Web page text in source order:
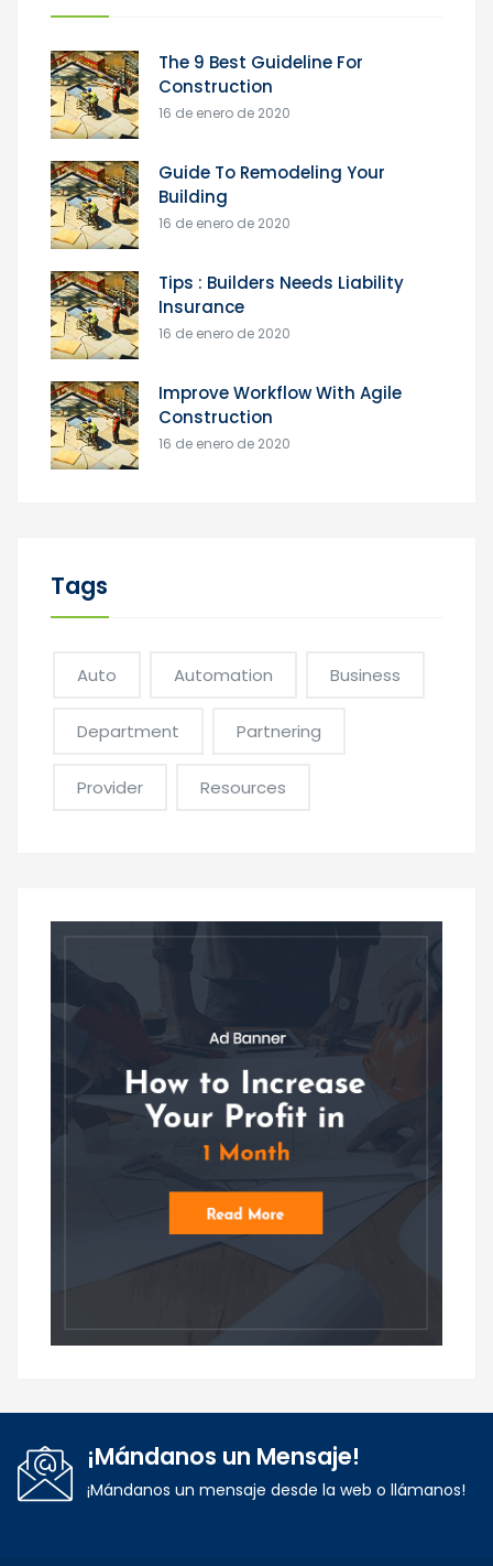
The 9 Best Guideline For
Construction
16 de enero de 2020
Guide To Remodeling Your
Building
16 de enero de 2020
Tips : Builders Needs Liability
Insurance
16 de enero de 2020
Improve Workflow With Agile
Construction
16 de enero de 2020
Tags
Auto Automation Business
Department Partnering
Provider Resources
¡Mándanos un Mensaje!
¡Mándanos un mensaje desde la web o llámanos!